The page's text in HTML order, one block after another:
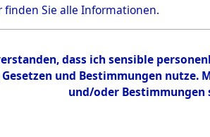
finden Sie alle Informationen.
dass ich sensible
und Bestimmungen nutze.
und/oder Bestimmungen